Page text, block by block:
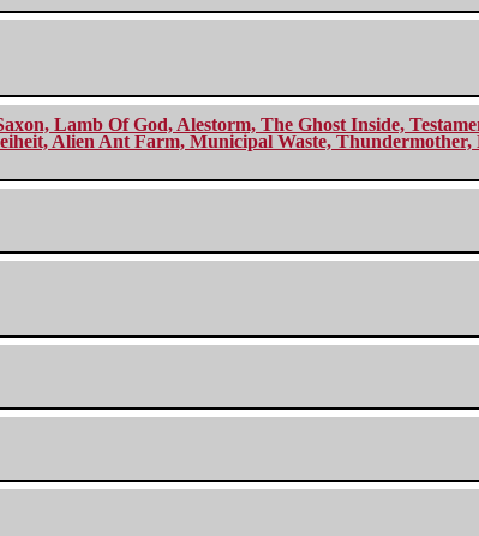
Lamb Of God, Alestorm, The Ghost Inside,
Alien Ant Farm, Municipal Waste,